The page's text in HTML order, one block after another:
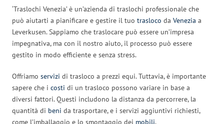
‘Traslochi Venezia’ è un’azienda di traslochi professionale che
può aiutarti a pianificare e gestire il tuo trasloco da Venezia a
Leverkusen. Sappiamo che traslocare può essere un’impresa
impegnativa, ma con il nostro aiuto, il processo può essere
gestito in modo efficiente e senza stress.
Offriamo servizi di trasloco a prezzi equi. Tuttavia, è importante
sapere che i costi di un trasloco possono variare in base a
diversi fattori. Questi includono la distanza da percorrere, la
quantità di beni da trasportare, e i servizi aggiuntivi richiesti,
come l’imballaggio e lo smontaggio dei mobili.